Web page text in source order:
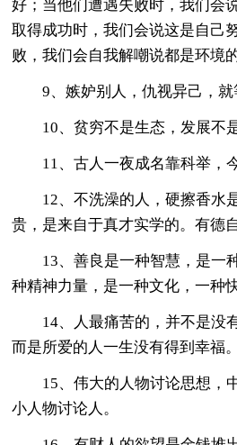
好；当他们遭遇失败时，我们会
取得成功时，我们会说这是自己
败，我们会自我解嘲说都是环境的
9、嫉妒别人，仇视异己，就
10、贫穷不是生态，发展不
11、古人一夜成名靠科举，
12、不洗澡的人，硬擦香水
贵，是来自于真才实学的。有德
13、善良是一种智慧，是一
种精神力量，是一种文化，一种快
14、人最痛苦的，并不是没
而是所爱的人一生没有得到幸福。
15、伟大的人物讨论思想，
小人物讨论人。